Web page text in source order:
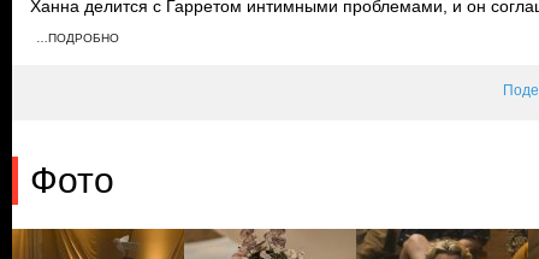
Ханна делится с Гарретом интимными проблемами, и он
что ему нравится Ханна, и его товарищи по команде
…ПОДРОБНО
Фото